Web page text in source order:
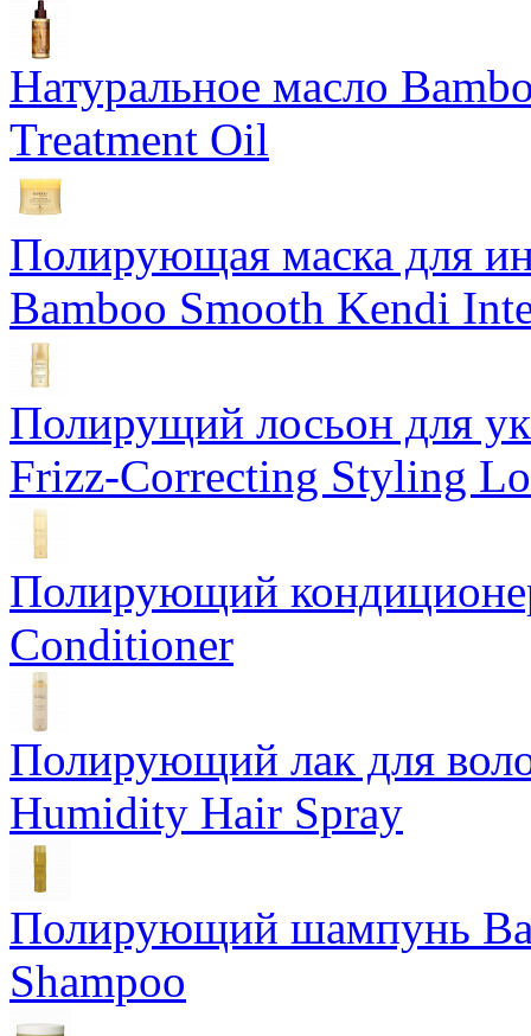
Натуральное масло
Treatment Oil
Полирующая маска для
Bamboo Smooth Kendi
Полирущий лосьон для
Frizz-Correcting Styling
Полирующий
Conditioner
Полирующий лак для
Humidity Hair Spray
Полирующий шампунь
Shampoo